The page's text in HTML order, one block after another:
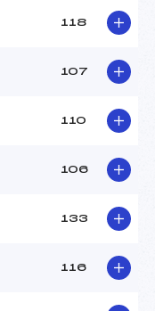
118
107
110
106
133
116